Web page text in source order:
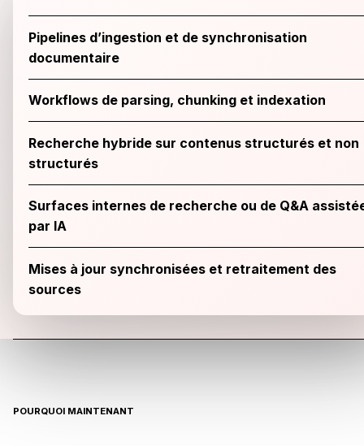
Pipelines d’ingestion et de synchronisation
documentaire
Workflows de parsing, chunking et indexation
Recherche hybride sur contenus structurés et non
structurés
Surfaces internes de recherche ou de Q&A
par IA
Mises à jour synchronisées et retraitement des
sources
POURQUOI MAINTENANT